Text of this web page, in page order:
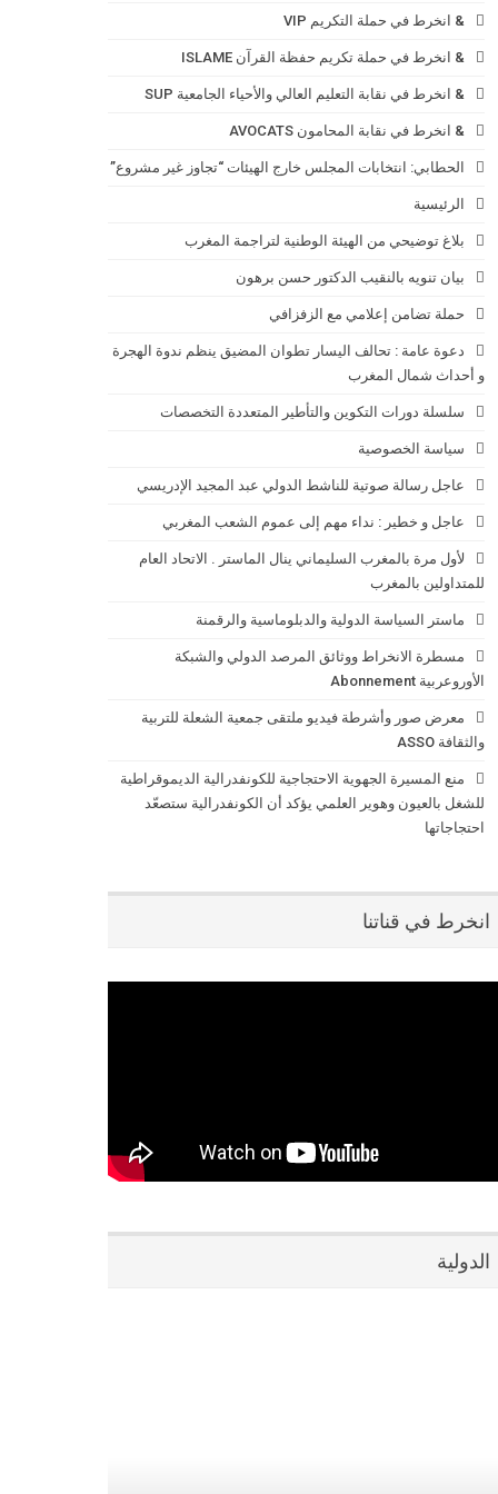
& انخرط في حملة التكريم VIP
& انخرط في حملة تكريم حفظة القرآن ISLAME
& انخرط في نقابة التعليم العالي والأحياء الجامعية SUP
& انخرط في نقابة المحامون AVOCATS
الحطابي: انتخابات المجلس خارج الهيئات “تجاوز غير مشروع”
الرئيسية
بلاغ توضيحي من الهيئة الوطنية لتراجمة المغرب
بيان تنويه بالنقيب الدكتور حسن برهون
حملة تضامن إعلامي مع الزفزافي
دعوة عامة : تحالف اليسار تطوان المضيق ينظم ندوة الهجرة
و أحداث شمال المغرب
سلسلة دورات التكوين والتأطير المتعددة التخصصات
سياسة الخصوصية
عاجل رسالة صوتية للناشط الدولي عبد المجيد الإدريسي
عاجل و خطير : نداء مهم إلى عموم الشعب المغربي
لأول مرة بالمغرب السليماني ينال الماستر . الاتحاد العام
للمتداولين بالمغرب
ماستر السياسة الدولية والدبلوماسية والرقمنة
مسطرة الانخراط ووثائق المرصد الدولي والشبكة
الأوروعربية Abonnement
معرض صور وأشرطة فيديو ملتقى جمعية الشعلة للتربية
والثقافة ASSO
منع المسيرة الجهوية الاحتجاجية للكونفدرالية الديموقراطية
للشغل بالعيون وهوير العلمي يؤكد أن الكونفدرالية ستصعّد
احتجاجاتها
انخرط في قناتنا
الدولية